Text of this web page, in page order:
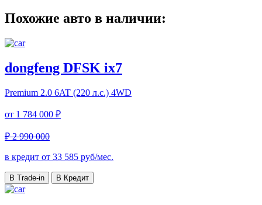
Похожие авто в наличии:
dongfeng DFSK ix7
Premium 2.0 6AT (220 л.с.) 4WD
от 1 784 000 ₽
₽ 2 990 000
в кредит от 33 585 руб/мес.
В Trade-in В Кредит